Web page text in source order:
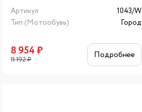
Артикул
1043/W
Тип (Мотообувь)
Город
8 954₽
11 192₽ Подробнее